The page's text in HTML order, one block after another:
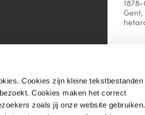
Cookies zijn kleine tekstbestanden
Cookies maken het correct
zoals jij onze website gebruiken.
De